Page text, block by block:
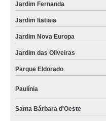
Jardim Fernanda
Jardim Itatiaia
Jardim Nova Europa
Jardim das Oliveiras
Parque Eldorado
Paulínia
Santa Bárbara d'Oeste